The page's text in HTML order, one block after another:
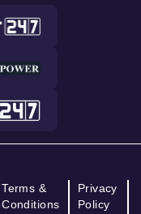
Terms &
Conditions
Privacy
Policy